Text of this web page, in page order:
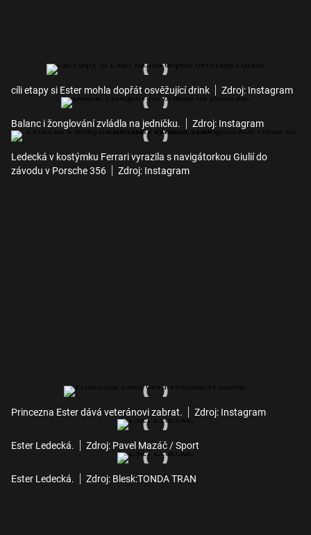
cíli etapy si Ester mohla dopřát osvěžující drink Zdroj: Instagram
Balanc i žonglování zvládla na jedničku. Zdroj: Instagram
Ledecká v kostýmku Ferrari vyrazila s navigátorkou Giulií do
závodu v Porsche 356
Zdroj: Instagram
Princezna Ester dává veteránovi zabrat. Zdroj: Instagram
Ester Ledecká. Zdroj: Pavel Mazáč / Sport
Ester Ledecká. Zdroj: Blesk:TONDA TRAN